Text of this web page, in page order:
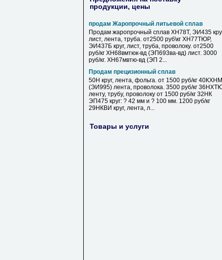
продукции, цены
продам Жаропрочный литьевой сплав
Продам жаропрочный сплав ХН78Т, ЭИ435
лист, лента, труба. от2500 руб\кг ХН77ТЮР,
ЭИ437Б круг, лист, труба, проволоку. от2500
руб/кг ХН68вмтюк-вд (ЭП693ва-вд) лист. 3000
руб/кг. ХН67мвтю-вд (ЭП 2...
Продам прецизионный сплав
50Н круг, лента, фольга. от 1500 руб/кг 40КХНМ
(ЭИ995) лента, проволока. 3500 руб/кг
ленту, трубу, проволоку от 1500 руб/кг 32НК
ЭП475 круг: ? 42 мм и ? 100 мм. 1200 руб/кг
29НКВИ круг, лента, л...
Товары и услуги